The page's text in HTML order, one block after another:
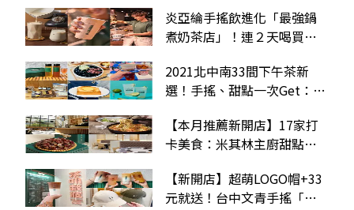
炎亞綸手搖飲進化「最強鍋
煮奶茶店」！連２天喝買一
2021北中南33間下午茶新
選！手搖、甜點一次Get：生
三明治
【本月推薦新開店】17家打
卡美食：米其林主廚甜點、
享鍋
【新開店】超萌LOGO帽+33
元就送！台中文青手搖「茶